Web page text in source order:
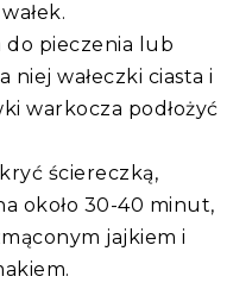
do pieczenia lub
niej wałeczki ciasta i
warkocza podłożyć
ściereczką,
około 30-40 minut,
jajkiem i